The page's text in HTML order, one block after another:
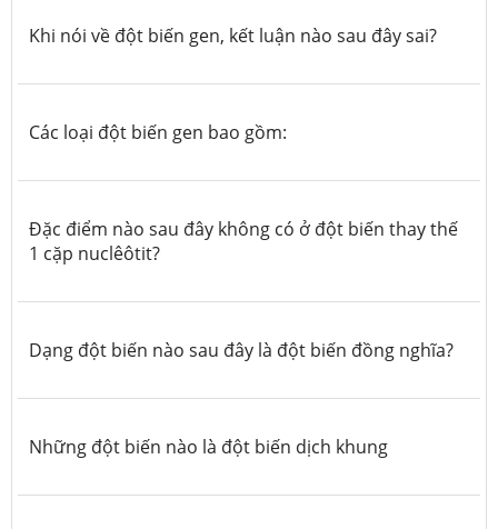
Khi nói về đột biến gen, kết luận nào sau đây sai?
Các loại đột biến gen bao gồm:
Đặc điểm nào sau đây không có ở đột biến thay thế
1 cặp nuclêôtit?
Dạng đột biến nào sau đây là đột biến đồng nghĩa?
Những đột biến nào là đột biến dịch khung